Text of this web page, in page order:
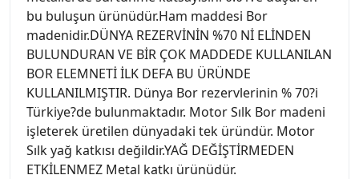
bu buluşun ürünüdür.Ham maddesi Bor
madenidir.DÜNYA REZERVİNİN %70 Nİ ELİNDEN
BULUNDURAN VE BİR ÇOK MADDEDE KULLANILAN
BOR ELEMNETİ İLK DEFA BU ÜRÜNDE
KULLANILMIŞTIR. Dünya Bor rezervlerinin % 70?i
Türkiye?de bulunmaktadır. Motor Sılk Bor madeni
işleterek üretilen dünyadaki tek üründür. Motor
Sılk yağ katkısı değildir.YAĞ DEĞİŞTİRMEDEN
ETKİLENMEZ Metal katkı ürünüdür.